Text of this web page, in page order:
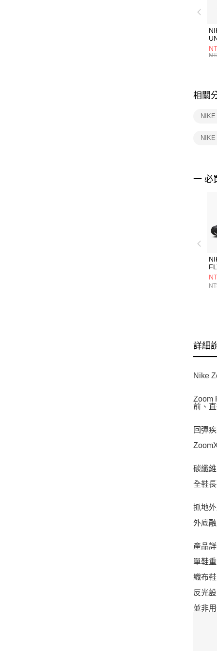
統
相關
一 必
詳細
Nike
Zoom
前、
回彈
碳纖
全鞋
抓地
外底
產品
單鞋
織布
反光
並非